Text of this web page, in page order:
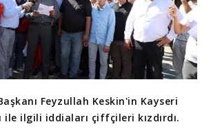
Feyzullah Keskin'in Kayseri
ile ilgili iddiaları çiffçileri kızdırdı.